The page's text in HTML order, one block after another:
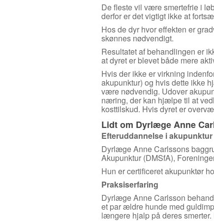
De fleste vil være smertefrie i
derfor er det vigtigt ikke at
Hos de dyr hvor effekten er
skønnes nødvendigt.
Resultatet af behandlingen er
at dyret er blevet både mere
Hvis der ikke er virkning
akupunktur) og hvis dette ikke
være nødvendig. Udover
næring, der kan hjælpe til at
kosttilskud. Hvis dyret er
Lidt om Dyrlæge Anne
Efteruddannelse i akupunktur
Dyrlæge Anne Carlssons
Akupunktur (DMSfA),
Hun er certificeret akupunktør
Praksiserfaring
Dyrlæge Anne Carlsson
et par ældre hunde med
længere hjalp på deres